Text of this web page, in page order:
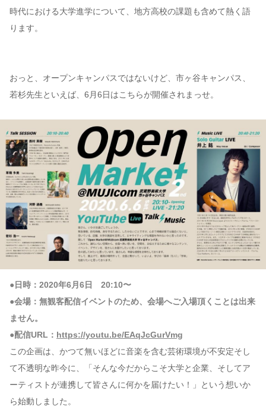
時代における大学進学について、地方高校の課題も含めて熱く語
ります。
おっと、オープンキャンパスではないけど、市ヶ谷キャンパス、
若杉先生といえば、6月6日はこちらが開催されまっせ。
●日時：2020年6月6日 20:10〜
●会場：無観客配信イベントのため、会場へご入場頂くことは出来
ません。
●配信URL： https://youtu.be/EAqJcGurVmg
この企画は、かつて無いほどに音楽を含む芸術環境が不安定そし
て不透明な昨今に、「そんな今だからこそ大学と企業、そしてア
ーティストが連携して皆さんに何かを届けたい！」という想いか
ら始動しました。